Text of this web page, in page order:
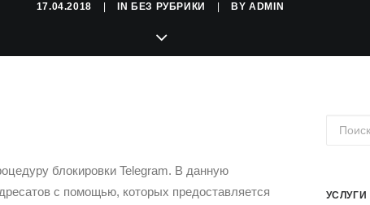
17.04.2018 IN БЕЗ РУБРИКИ BYADMIN
блокировки Telegram. В данную
с помощью, которых предоставляется
УСЛУГИ